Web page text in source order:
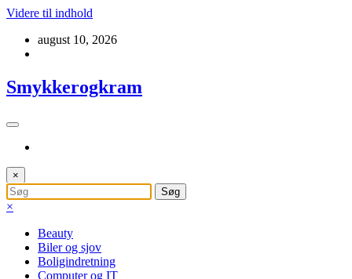
Videre til indhold
august 10, 2026
Smykkerogkram
×
×
Beauty
Biler og sjov
Boligindretning
Computer og IT